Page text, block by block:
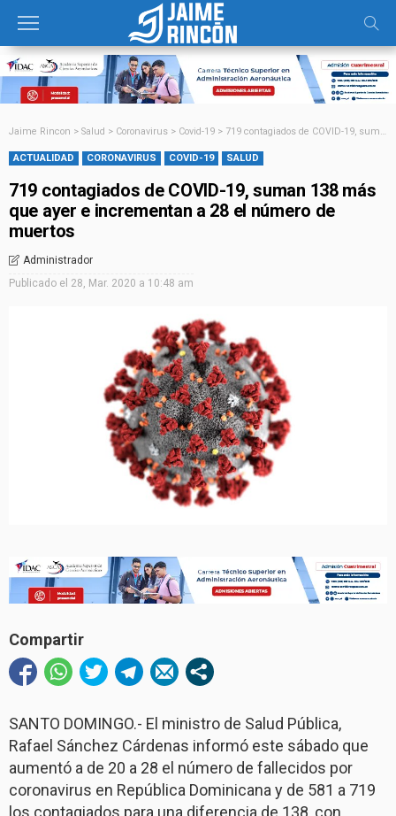
Jaime Rincon > Salud > Coronavirus > Covid-19 > 719 contagiados de COVID-19, suman 138 más que ayer e incrementan a 28 el número de muertos
ACTUALIDAD CORONAVIRUS COVID-19 SALUD
719 contagiados de COVID-19, suman 138 más
que ayer e incrementan a 28 el número de
muertos
Administrador
Publicado el 28, Mar. 2020 a 10:48 am
Compartir
SANTO DOMINGO.- El ministro de Salud Pública,
Rafael Sánchez Cárdenas informó este sábado que
aumentó a de 20 a 28 el número de fallecidos por
coronavirus en República Dominicana y de 581 a 719
los contagiados para una diferencia de 138, con